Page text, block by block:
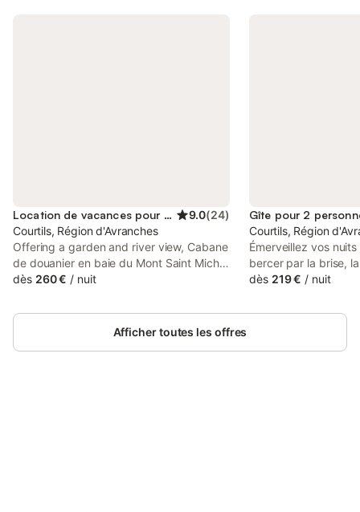
Location de vacances pour 4 personnes 9.0(24)
Courtils, Région d'Avranches
Offering a garden and river view, Cabane
de douanier en baie du Mont Saint Michel
hébergement insolite is set in Courtils, 17
Manuscript Museum of Mont Saint-Michel
and 41 km from Granville Train Station.
dès 260 € / nuit
Gîte pour 2
Courtils, Région
Émerveillez vos
bercer par la brise,
oiseaux et le
Baie. Ce lieu vous
dès 219 € / nuit
Afficher toutes les offres